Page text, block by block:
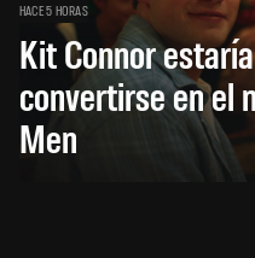
HACE 5 HORAS
Kit Connor
convertirse en el
Men